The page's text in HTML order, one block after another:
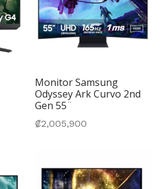
Monitor Samsung
Odyssey Ark Curvo 2nd
Gen 55¨
₡2,005,900